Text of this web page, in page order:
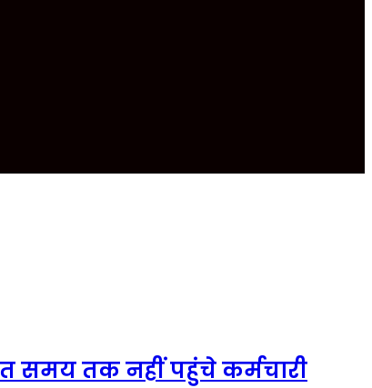
समय तक नहीं पहुंचे कर्मचारी